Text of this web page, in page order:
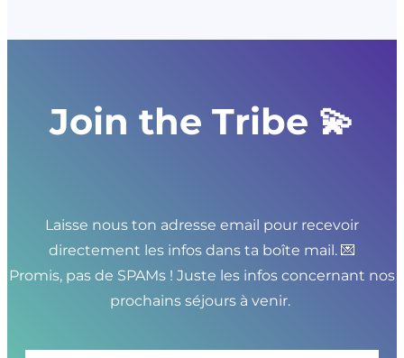
Join the Tribe 💫
Laisse nous ton adresse email pour recevoir
directement les infos dans ta boîte mail. 💌
Promis, pas de SPAMs ! Juste les infos concernant nos
prochains séjours à venir.